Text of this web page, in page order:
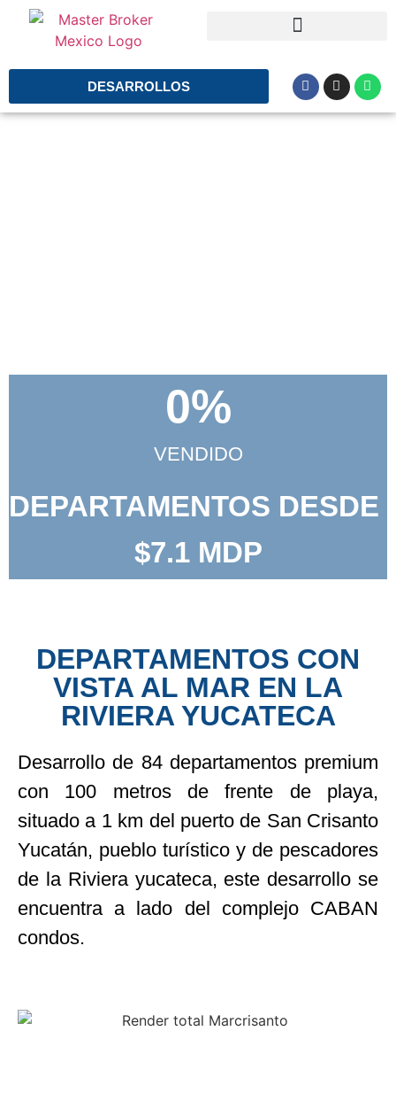
DESARROLLOS
VENDIDO
0%
DEPARTAMENTOS DESDE
$7.1 MDP
DEPARTAMENTOS CON
VISTA AL MAR EN LA
RIVIERA YUCATECA
Desarrollo de 84 departamentos premium
con 100 metros de frente de playa,
situado a 1 km del puerto de San Crisanto
Yucatán, pueblo turístico y de pescadores
de la Riviera yucateca, este desarrollo se
encuentra a lado del complejo CABAN
condos.